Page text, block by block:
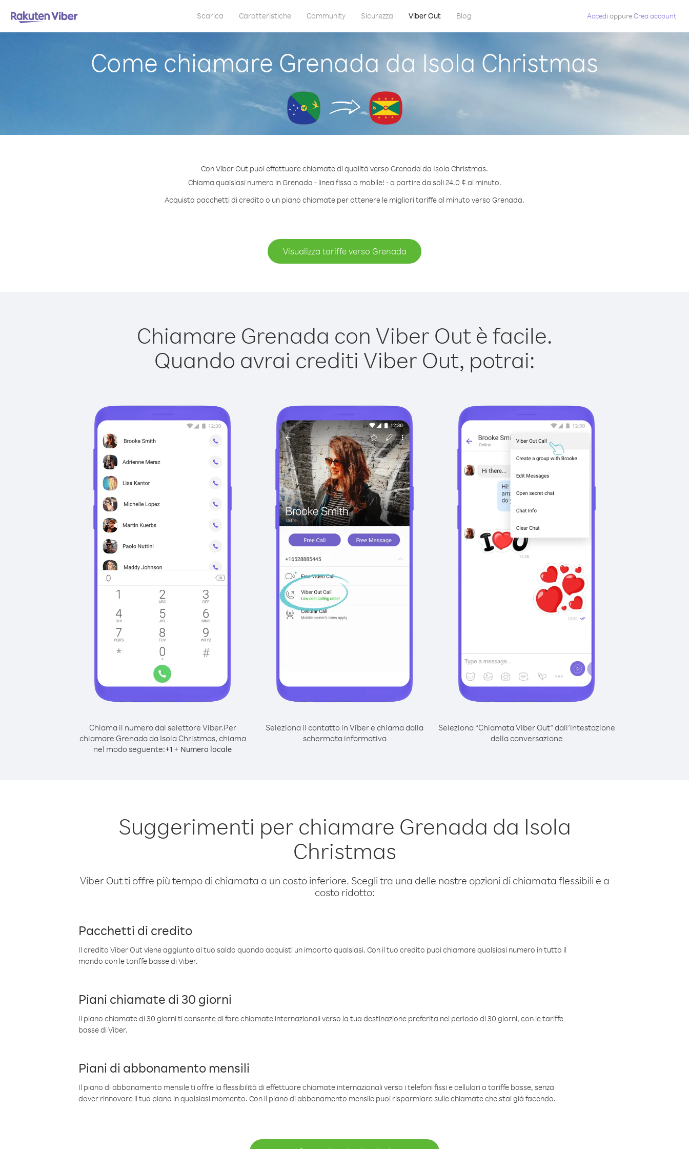
Scarica Caratteristiche Community Sicurezza Viber Out Blog Accedi oppureCrea account
Come chiamare Grenada da Isola Christmas
Con Viber Out puoi effettuare chiamate di qualità verso Grenada da Isola Christmas.
Chiama qualsiasi numero in Grenada - linea fissa o mobile! - a partire da soli 24.0 ¢ al minuto.
Acquista pacchetti di credito o un piano chiamate per ottenere le migliori tariffe al minuto verso Grenada.
Visualizza tariffe verso Grenada
Chiamare Grenada con Viber Out è facile.
Quando avrai crediti Viber Out, potrai:
Chiama il numero dal selettore Viber.Per
chiamare Grenada da Isola Christmas, chiama
nel modo seguente:+1 + Numero locale
Seleziona il contatto in Viber e chiama dalla
schermata informativa
Seleziona “Chiamata Viber Out” dall’intestazione
della conversazione
Suggerimenti per chiamare Grenada da Isola
Christmas
Viber Out ti offre più tempo di chiamata a un costo inferiore. Scegli tra una delle nostre opzioni di chiamata flessibili e a
costo ridotto:
Pacchetti di credito
Il credito Viber Out viene aggiunto al tuo saldo quando acquisti un importo qualsiasi. Con il tuo credito puoi chiamare qualsiasi numero in tutto il
mondo con le tariffe basse di Viber.
Piani chiamate di 30 giorni
Il piano chiamate di 30 giorni ti consente di fare chiamate internazionali verso la tua destinazione preferita nel periodo di 30 giorni, con le tariffe
basse di Viber.
Piani di abbonamento mensili
Il piano di abbonamento mensile ti offre la flessibilità di effettuare chiamate internazionali verso i telefoni fissi e cellulari a tariffe basse, senza
dover rinnovare il tuo piano in qualsiasi momento. Con il piano di abbonamento mensile puoi risparmiare sulle chiamate che stai già facendo.